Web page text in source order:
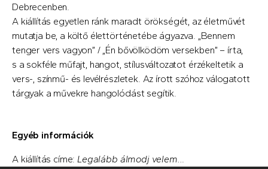
Debrecenben.
A kiállítás egyetlen ránk maradt örökségét, az életművét
mutatja be, a költő élettörténetébe ágyazva. „Bennem
tenger vers vagyon” / „Én bővölködöm versekben” – írta,
s a sokféle műfajt, hangot, stílusváltozatot érzékeltetik a
vers-, színmű- és levélrészletek. Az írott szóhoz válogatott
tárgyak a művekre hangolódást segítik.
Egyéb információk
A kiállítás címe: Legalább álmodj velem..